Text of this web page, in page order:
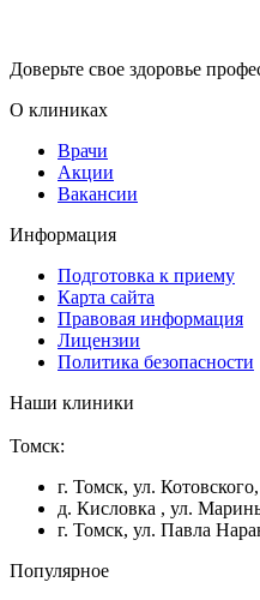
Доверьте свое здоровье
О клиниках
Врачи
Акции
Вакансии
Информация
Подготовка к приему
Карта сайта
Правовая информация
Лицензии
Политика безопасности
Наши клиники
Томск:
г. Томск, ул.
д. Кисловка , ул.
г. Томск, ул. Павла
Популярное